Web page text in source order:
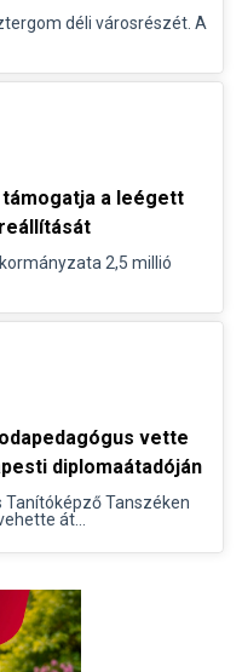
déli városrészét. A
a leégett
2,5 millió
vette
diplomaátadóján
Tanítóképző Tanszéken
át...